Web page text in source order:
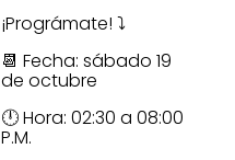
¡Prográmate! ⤵️
📆 Fecha: sábado 19
de octubre
🕛 Hora: 02:30 a 08:00
P.M.